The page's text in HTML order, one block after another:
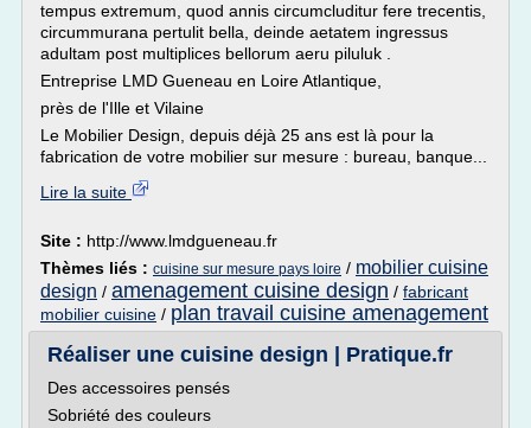
tempus extremum, quod annis circumcluditur fere trecentis,
circummurana pertulit bella, deinde aetatem ingressus
adultam post multiplices bellorum aeru piluluk .
Entreprise LMD Gueneau en Loire Atlantique,
près de l'Ille et Vilaine
Le Mobilier Design, depuis déjà 25 ans est là pour la
fabrication de votre mobilier sur mesure : bureau, banque...
Lire la suite
Site : http://www.lmdgueneau.fr
Thèmes liés : cuisine sur mesure pays loire / mobilier cuisine
design / amenagement cuisine design / fabricant
mobilier cuisine / plan travail cuisine amenagement
Réaliser une cuisine design | Pratique.fr
Des accessoires pensés
Sobriété des couleurs